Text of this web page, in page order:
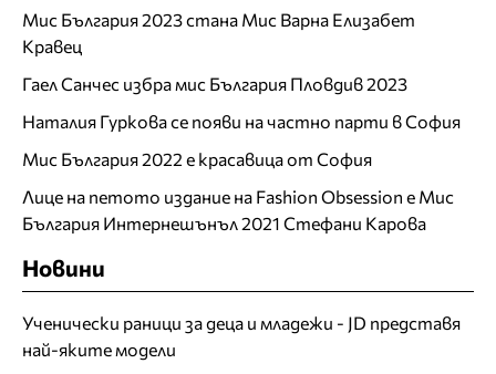
Мис България 2023 стана Мис Варна Елизабет
Кравец
Гаел Санчес избра мис България Пловдив 2023
Наталия Гуркова се появи на частно парти в София
Мис България 2022 е красавица от София
Лице на петото издание на Fashion Obsession е Мис
България Интернешънъл 2021 Стефани Карова
Новини
Ученически раници за деца и младежи - JD представя
най-яките модели